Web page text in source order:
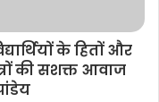
के हितों और
की सशक्त आवाज